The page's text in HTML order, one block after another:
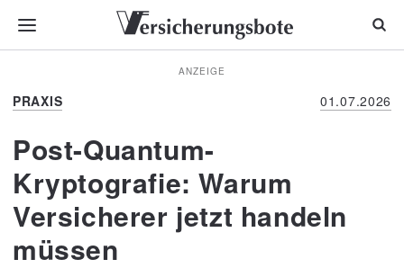
ANZEIGE
PRAXIS 01.07.2026
Post-Quantum-
Kryptografie: Warum
Versicherer jetzt handeln
müssen